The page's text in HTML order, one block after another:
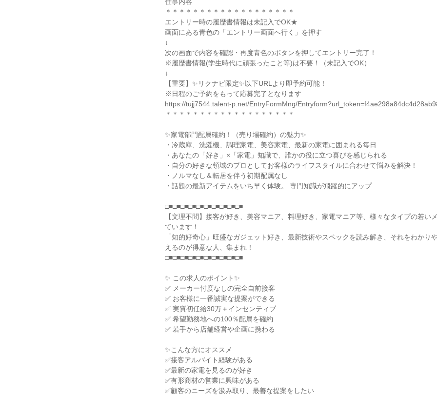
＊＊＊＊＊＊＊＊＊＊＊＊＊＊＊＊＊＊＊
エントリー時の履歴書情報は未記入でOK★
画面にある青色の「エントリー画面へ行く」を押す
↓
次の画面で内容を確認・再度青色のボタンを押してエントリー完了！
※履歴書情報(学生時代に頑張ったこと等)は不要！（未記入でOK）
↓
【重要】✨リクナビ限定✨以下URLより即予約可能！
※日程のご予約をもって応募完了となります
https://tujj7544.talent-p.net/EntryFormMng/
＊＊＊＊＊＊＊＊＊＊＊＊＊＊＊＊＊＊＊
✨家電部門配属確約！（売り場確約）の魅力✨
・冷蔵庫、洗濯機、調理家電、美容家電、最新の家電に囲まれる毎日
・あなたの「好き」×「家電」知識で、誰かの役に立つ喜びを感じられる
・自分の好きな領域のプロとしてお客様のライフスタイルに合わせて悩みを解決！
・ノルマなし＆転居を伴う初期配属なし
・話題の最新アイテムをいち早く体験。 専門知識が飛躍的にアップ
□■□■□■□■□■□■□■□■□■□■
【文理不問】接客が好き、美容マニア、料理好き、家電マニア等、様々なタイプの若い
ています！
「知的好奇心」旺盛なガジェット好き、最新技術やスペックを読み解き、それをわかり
えるのが得意な人、集まれ！
□■□■□■□■□■□■□■□■□■□■
✨ この求人のポイント✨
✅ メーカー忖度なしの完全自前接客
✅ お客様に一番誠実な提案ができる
✅ 実質初任給30万＋インセンティブ
✅ 希望勤務地への100％配属を確約
✅ 若手から店舗経営や企画に携わる
✨こんな方にオススメ
✅接客アルバイト経験がある
✅最新の家電を見るのが好き
✅有形商材の営業に興味がある
✅顧客のニーズを汲み取り、最善な提案をしたい